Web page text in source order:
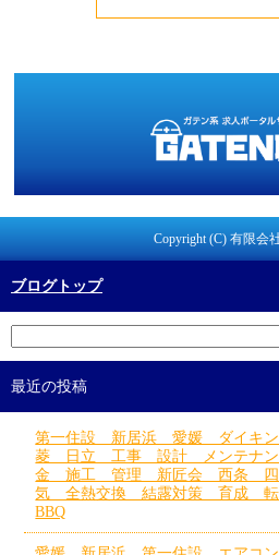
Copyright (C) 有限会
ブログトップ
最近の投稿
第一住設 新居浜 愛媛 ダイキ
菱 日立 工事 設計 メンテナ
金 施工 管理 新匠会 西条
気 全熱交換 結露対策 育成
BBQ